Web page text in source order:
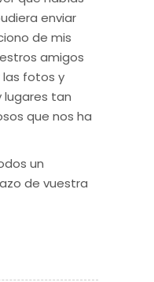
enviar
de mis
amigos
las fotos y
lugares tan
que nos ha
un
de vuestra